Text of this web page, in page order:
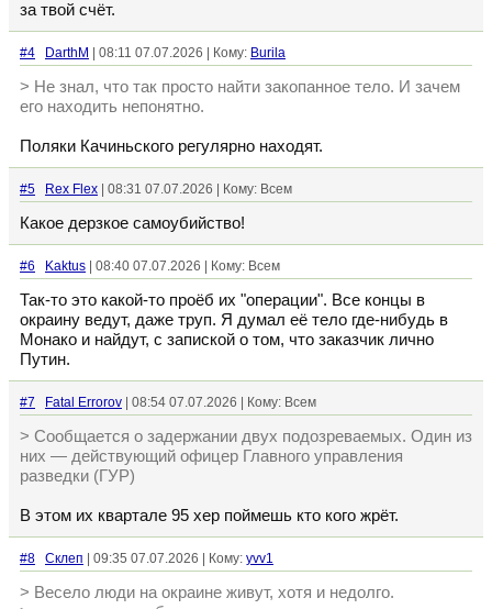
за твой счёт.
#4 DarthM | 08:11 07.07.2026 | Кому: Burila
> Не знал, что так просто найти закопанное тело. И зачем
его находить непонятно.
Поляки Качиньского регулярно находят.
#5 Rex Flex | 08:31 07.07.2026 | Кому: Всем
Какое дерзкое самоубийство!
#6 Kaktus | 08:40 07.07.2026 | Кому: Всем
Так-то это какой-то проёб их "операции". Все концы в
окраину ведут, даже труп. Я думал её тело где-нибудь в
Монако и найдут, с запиской о том, что заказчик лично
Путин.
#7 Fatal Errorov | 08:54 07.07.2026 | Кому: Всем
> Сообщается о задержании двух подозреваемых. Один из
них — действующий офицер Главного управления
разведки (ГУР)
В этом их квартале 95 хер поймешь кто кого жрёт.
#8 Склеп | 09:35 07.07.2026 | Кому: yvv1
> Весело люди на окраине живут, хотя и недолго.